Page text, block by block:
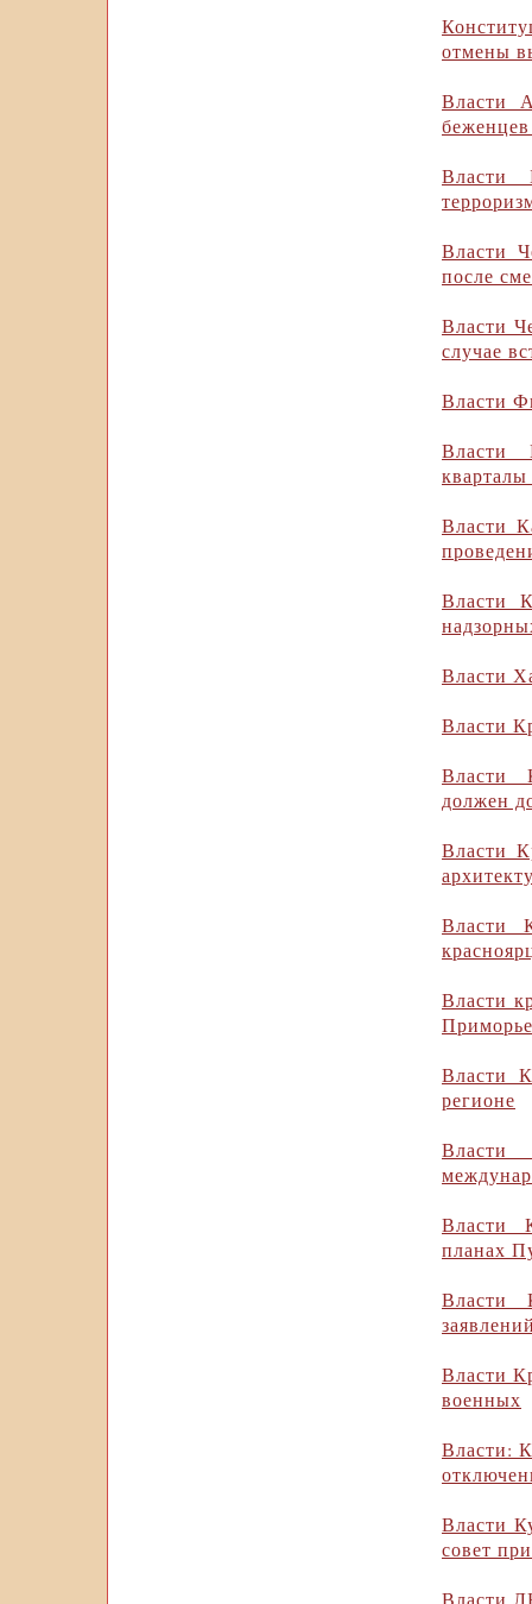
отмены
Власти
Власти
Власти
после
Власти
случае
Власти
Власти
Власти
Власти
Власти
Власти
Власти
должен
Власти
Власти
Власти
Приморье
Власти
регионе
Власти
планах
Власти
Власти
военных
Власти:
Власти
совет
Власти